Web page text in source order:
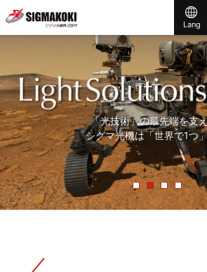
Lang
まだ世の中にないものを「光」で創る。
シグマ光機は「光」で社会に貢献していま
「光技術」の最先端を支
シグマ光機は「世界で1つ
研究開
シグマ光機は「光」
「精度の高い製品を、より早く」。
常に「挑戦」をしていく、それが私たち